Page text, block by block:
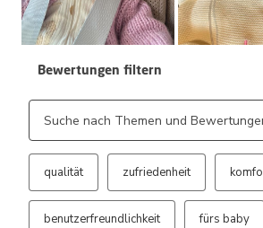
Bewertungen filtern
Themen und Bewertungen durchsuchen
qualität zufriedenheit
benutzerfreundlichkeit fürs baby